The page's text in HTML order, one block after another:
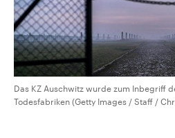
Das KZ Auschwitz wurde zum Inbegriff
Todesfabriken (Getty Images / Staff /